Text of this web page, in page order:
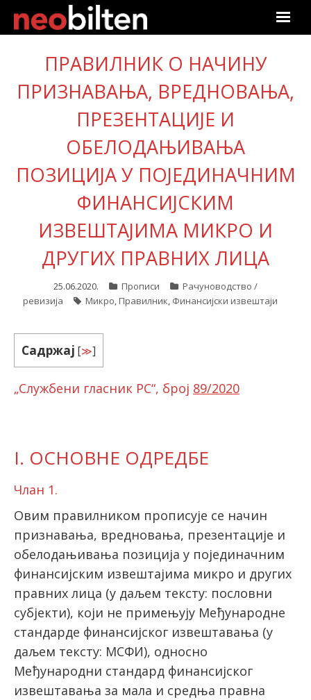
Почетна
Претрага
Подаци
Линкови
О нама
Претплата
Пријава
latinica
ПРАВИЛНИК О НАЧИНУ
ПРИЗНАВАЊА, ВРЕДНОВАЊА,
ПРЕЗЕНТАЦИЈЕ И
ОБЕЛОДАЊИВАЊА
ПОЗИЦИЈА У ПОЈЕДИНАЧНИМ
ФИНАНСИЈСКИМ
ИЗВЕШТАЈИМА МИКРО И
ДРУГИХ ПРАВНИХ ЛИЦА
25.06.2020. Прописи
Рачуноводство /
ревизија
Микро, Правилник, Финансијски извештаји
Садржај [≫]
„Службени гласник РС“, број 89/2020
I. ОСНОВНЕ ОДРЕДБЕ
Члан 1.
Овим правилником прописује се начин
признавања, вредновања, презентације и
обелодањивања позиција у појединачним
финансијским извештајима микро и других
правних лица (у даљем тексту: пословни
субјекти), који не примењују Међународне
стандарде финансијског извештавања (у
даљем тексту: МСФИ), односно
Међународни стандард финансијског
извештавања за мала и средња правна